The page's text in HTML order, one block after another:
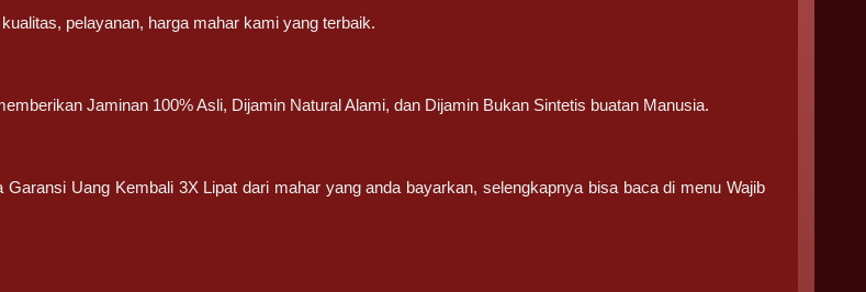
pelayanan, harga mahar kami yang terbaik.
Jaminan 100% Asli, Dijamin Natural Alami, dan Dijamin Bukan Sintetis buatan Manusia.
Garansi Uang Kembali 3X Lipat dari mahar yang anda bayarkan, selengkapnya bisa baca di menu Wajib